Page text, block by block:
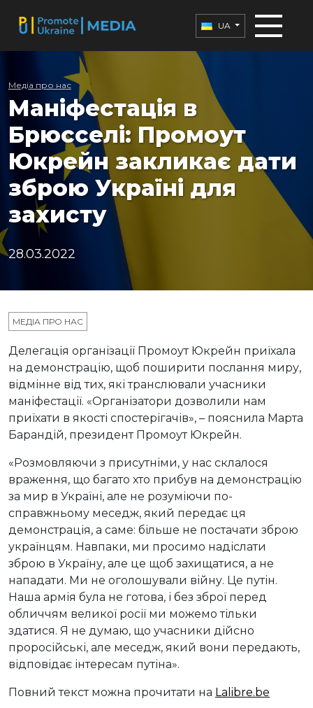
UA
Медіа про нас
Маніфестація в
Брюсселі: Промоут
Юкрейн закликає дати
зброю Україні для
захисту
28.03.2022
МЕДІА ПРО НАС
Делегація організації Промоут Юкрейн приїхала
на демонстрацію, щоб поширити послання миру,
відмінне від тих, які транслювали учасники
маніфестації. «Організатори дозволили нам
приїхати в якості спостерігачів», – пояснила Марта
Барандій, президент Промоут Юкрейн.
«Розмовляючи з присутніми, у нас склалося
враження, що багато хто прибув на демонстрацію
за мир в Україні, але не розуміючи по-
справжньому меседж, який передає ця
демонстрація, а саме: більше не постачати зброю
українцям. Навпаки, ми просимо надіслати
зброю в Україну, але це щоб захищатися, а не
нападати. Ми не оголошували війну. Це путін.
Наша армія була не готова, і без зброї перед
обличчям великої росії ми можемо тільки
здатися. Я не думаю, що учасники дійсно
проросійські, але меседж, який вони передають,
відповідає інтересам путіна».
Повний текст можна прочитати на Lalibre.be